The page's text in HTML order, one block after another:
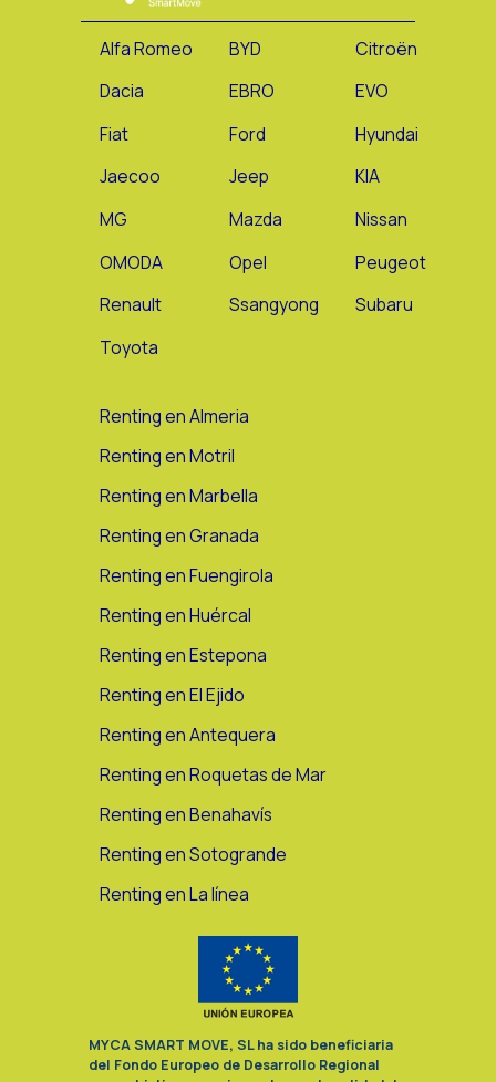
Alfa Romeo BYD
Citroën
Dacia
EBRO
EVO
Fiat
Ford
Hyundai
Jaecoo
Jeep
KIA
MG
Mazda
Nissan
OMODA
Opel
Peugeot
Renault
Ssangyong
Subaru
Toyota
Renting en Almeria
Renting en Motril
Renting en Marbella
Renting en Granada
Renting en Fuengirola
Renting en Huércal
Renting en Estepona
Renting en El Ejido
Renting en Antequera
Renting en Roquetas de Mar
Renting en Benahavís
Renting en Sotogrande
Renting en La línea
MYCA SMART MOVE, SL ha sido beneficiaria
del Fondo Europeo de Desarrollo Regional